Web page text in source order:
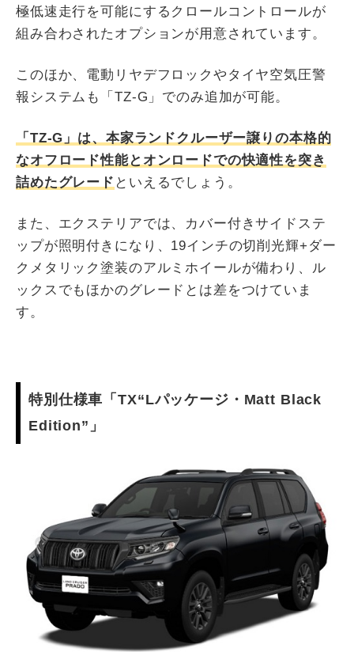
極低速走行を可能にするクロールコントロールが
組み合わされたオプションが用意されています。
このほか、電動リヤデフロックやタイヤ空気圧警
報システムも「TZ-G」でのみ追加が可能。
「TZ-G」は、本家ランドクルーザー譲りの本格的
なオフロード性能とオンロードでの快適性を突き
詰めたグレード といえるでしょう。
また、エクステリアでは、カバー付きサイドステ
ップが照明付きになり、19インチの切削光輝+ダー
クメタリック塗装のアルミホイールが備わり、ル
ックスでもほかのグレードとは差をつけていま
す。
特別仕様車「TX“Lパッケージ・Matt Black
Edition”」